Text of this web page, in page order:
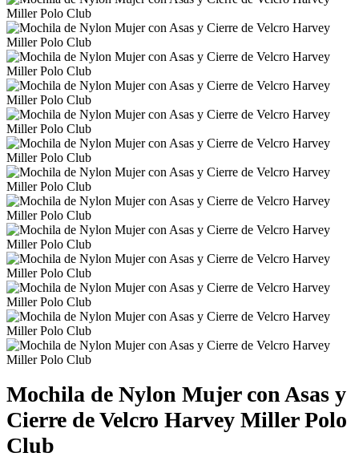
Mochila de Nylon Mujer con Asas y
Cierre de Velcro Harvey Miller Polo
Club